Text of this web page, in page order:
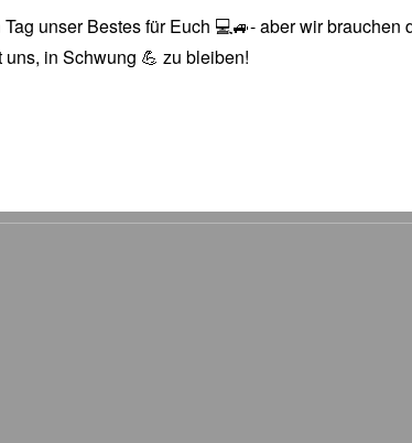
unser Bestes für Euch 💻🚙- aber wir
in Schwung 💪 zu bleiben!